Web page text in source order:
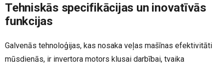
Tehniskās specifikācijas un inovatīvās
funkcijas
Galvenās tehnoloģijas, kas nosaka veļas mašīnas efektivitāti
mūsdienās, ir invertora motors klusai darbībai, tvaika